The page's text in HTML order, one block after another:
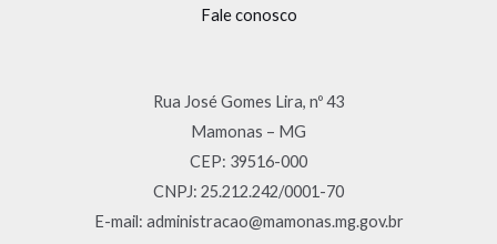
Fale conosco
Rua José Gomes Lira, nº 43
Mamonas – MG
CEP: 39516-000
CNPJ: 25.212.242/0001-70
E-mail: administracao@mamonas.mg.gov.br